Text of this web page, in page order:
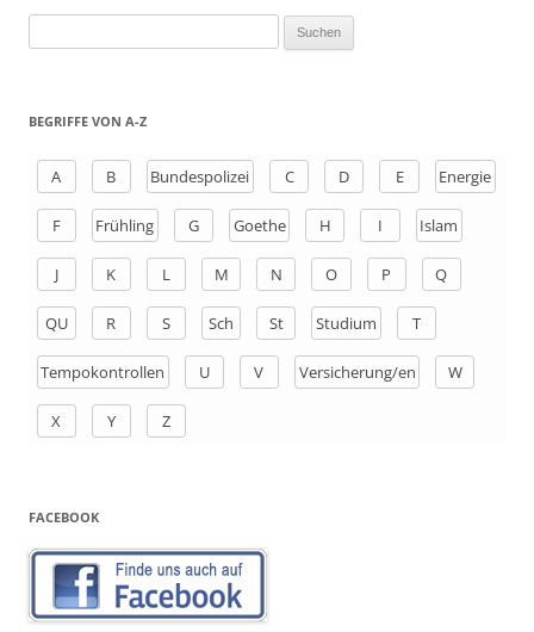
h
BEGRIFFE VON A-Z
A B Bundespolizei C D E Energie
F Frühling G Goethe H I Islam
J K L M N O P Q
QU R S Sch St Studium T
Tempokontrollen U V Versicherung/en W
X Y Z
FACEBOOK